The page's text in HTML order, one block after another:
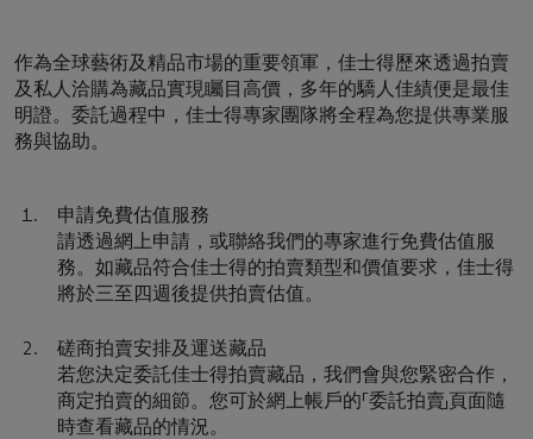
作為全球藝術及精品市場的重要領軍，佳士得歷來透過拍賣
及私人洽購為藏品實現矚目高價，多年的驕人佳績便是最佳
明證。委託過程中，佳士得專家團隊將全程為您提供專業服
務與協助。
申請免費估值服務
請透過網上申請，或聯絡我們的專家進行免費估值服
務。如藏品符合佳士得的拍賣類型和價值要求，佳士得
將於三至四週後提供拍賣估值。
磋商拍賣安排及運送藏品
若您決定委託佳士得拍賣藏品，我們會與您緊密合作，
商定拍賣的細節。您可於網上帳戶的「委託拍賣」頁面隨
時查看藏品的情況。